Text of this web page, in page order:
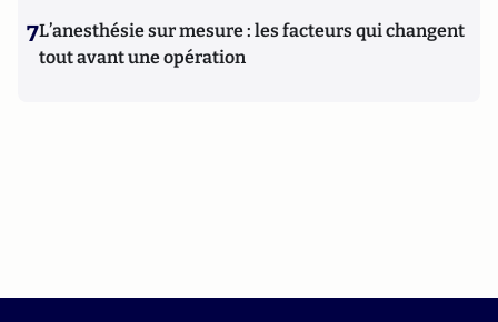
7L’anesthésie sur mesure : les facteurs qui changent
tout avant une opération